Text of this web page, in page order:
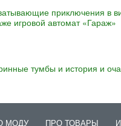
приключения в
игровой автомат «Гараж»
тумбы и история и
МОДУ ПРО ТОВАРЫ